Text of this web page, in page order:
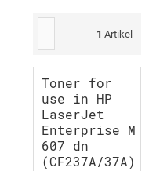
1 Artikel
Toner for
use in HP
LaserJet
Enterprise M
607 dn
(CF237A/37A)